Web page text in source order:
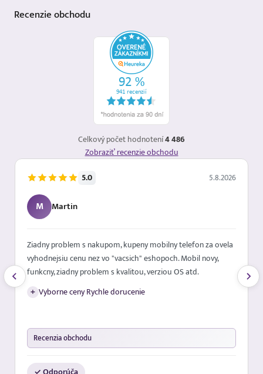
Recenzieobchodu
Celkový počet hodnotení4 486
Zobraziť recenzie obchodu
5.0 5.8.2026
M Martin
Ziadny problem s nakupom, kupeny mobilny telefon za ovela
vyhodnejsiu cenu nez vo "vacsich" eshopoch. Mobil novy,
funkcny, ziadny problem s kvalitou, verziou OS atd.
+ Vyborne ceny Rychle dorucenie
Recenzia obchodu